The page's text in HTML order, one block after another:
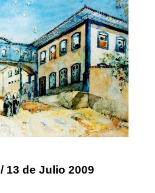
/ 13 de Julio 2009